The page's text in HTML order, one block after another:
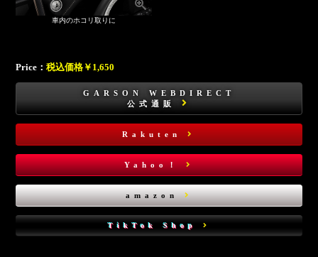
車内のホコリ取りに
Price：税込価格￥1,650
GARSON WEBDIRECT
公式通販
Rakuten
Yahoo！
amazon
TikTok Shop